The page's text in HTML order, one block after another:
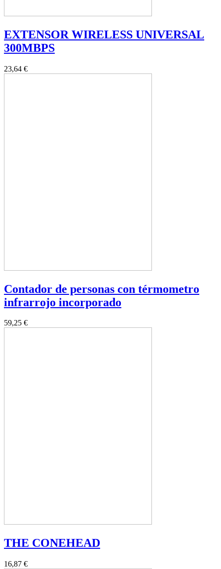
EXTENSOR WIRELESS UNIVERSAL
300MBPS
23,64 €
Contador de personas con térmometro
infrarrojo incorporado
59,25 €
THE CONEHEAD
16,87 €